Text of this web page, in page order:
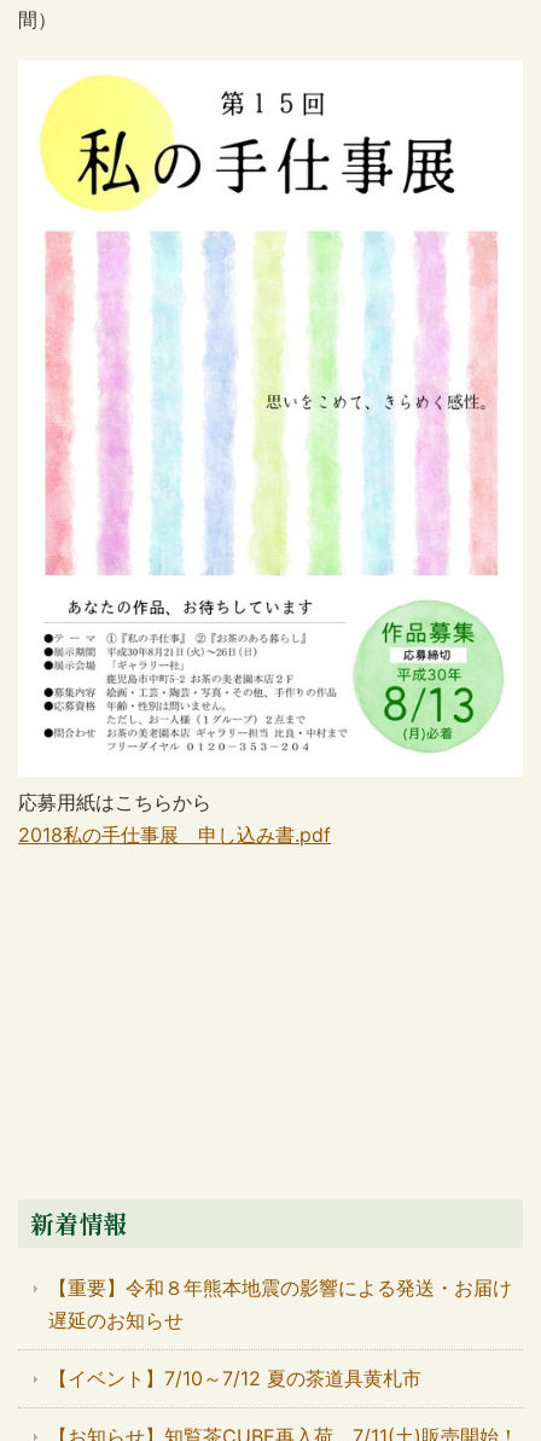
間）
応募用紙はこちらから
2018私の手仕事展 申し込み書.pdf
新着情報
【重要】令和８年熊本地震の影響による発送・お届け
遅延のお知らせ
【イベント】7/10～7/12 夏の茶道具黄札市